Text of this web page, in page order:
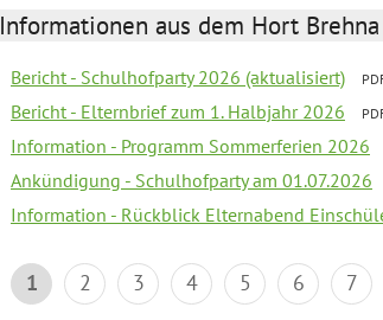
Informationen aus dem Hort Brehna
Bericht - Schulhofparty 2026 (aktualisiert)
Bericht - Elternbrief zum 1. Halbjahr 2026
Information - Programm Sommerferien 2026
Ankündigung - Schulhofparty am 01.07.2026
Information - Rückblick Elternabend
1 2 3 4 5 6 7